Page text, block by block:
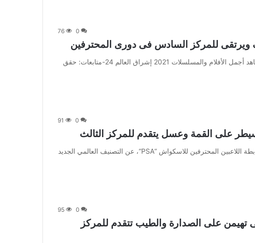
0
76
ويرتقى للمركز السادس فى دورى المحترفين
من صحيفة اشراق العالم 24:[ad_1] إعلان: شاهد أجمل الأفلام والمسلسلات 2021 إشراق العالم 24-متابعات: حقق
0
91
على القمة وعسل يتقدم للمركز الثالث
من صحيفة اشراق العالم 24:[ad_1] أعلنت رابطة اللاعبين المحترفين للاسكواش “PSA“، عن التصنيف العالمي الجديد
0
95
على الصدارة والطيب تتقدم للمركز